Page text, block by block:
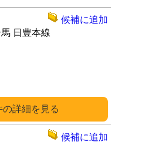
詳細
日豊本線
候補に追加
候補に追加